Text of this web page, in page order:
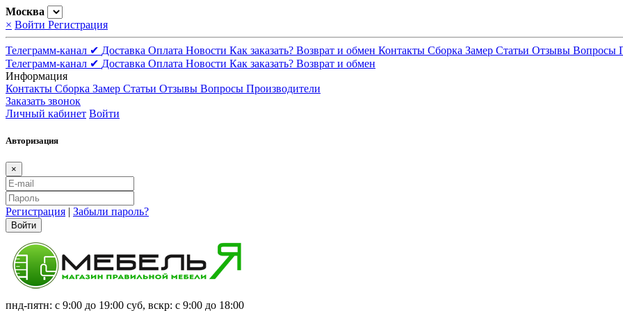
Москва
× Войти Регистрация
Телеграмм-канал ✔ Доставка Оплата Новости Как заказать? Возврат и обмен Контакты Сборка Замер Статьи Отзывы Вопросы
Телеграмм-канал ✔ Доставка Оплата Новости Как заказать? Возврат и обмен
Информация
Контакты Сборка Замер Статьи Отзывы Вопросы Производители
Заказать звонок
Личный кабинет Войти
Авторизация
×
Регистрация | Забыли пароль?
Войти
пнд-пятн: с 9:00 до 19:00 суб, вскр: с 9:00 до 18:00